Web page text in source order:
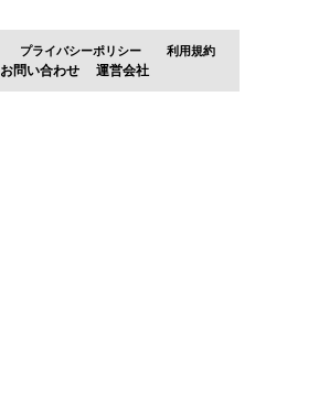
プライバシーポリシー 利用規約
お問い合わせ 運営会社